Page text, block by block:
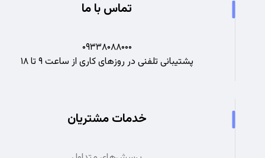
تماس با ما
۰۹۳۳۸۰۸۸۰۰۰
پشتیبانی تلفنی در روزهای کاری از ساعت ۹ تا ۱۸
خدمات مشتریان